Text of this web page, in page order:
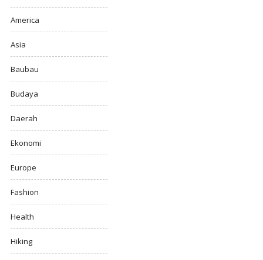
America
Asia
Baubau
Budaya
Daerah
Ekonomi
Europe
Fashion
Health
Hiking